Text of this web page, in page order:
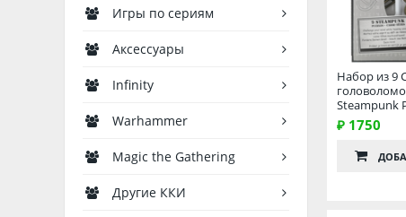
Набор из 9
Steampunk
₽ 1750
Игры по сериям
Аксессуары
Infinity
Warhammer
Magic the Gathering
Другие ККИ